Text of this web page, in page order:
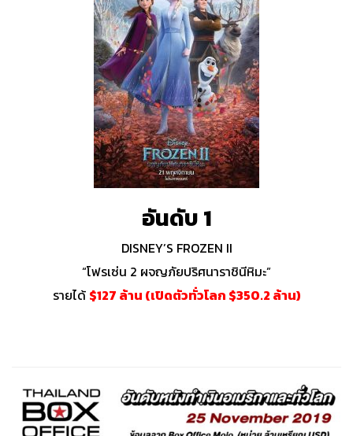
อันดับ 1
DISNEY’S FROZEN II
“โฟรเซ่น 2 ผจญภัยปริศนาราชินีหิมะ”
รายได้ $127 ล้าน (เปิดตัวทั่วโลก $350.2 ล้าน)